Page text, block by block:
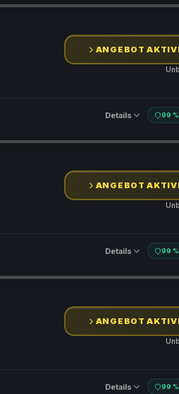
ANGEBOT
Details 99
ANGEBOT
Details 99
ANGEBOT
Details 99